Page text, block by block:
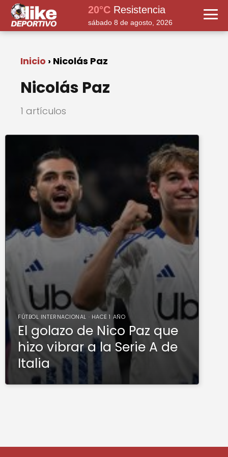
20°C Resistencia
sábado 8 de agosto, 2026
Inicio Nicolás Paz
Nicolás Paz
1 artículos
FÚTBOL INTERNACIONAL · HACE 1 AÑO
El golazo de Nico Paz que
hizo vibrar a la Serie A de
Italia